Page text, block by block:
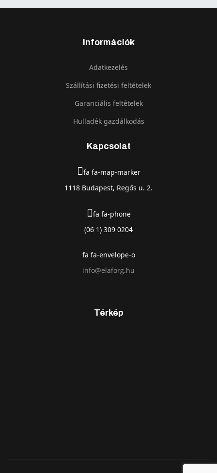
Információk
Adatkezelés
Szállítási fizetési feltételek
Garanciális feltételek
Hulladék gazdálkodás
Kapcsolat
fa fa-map-marker
1118 Budapest, Regős u. 2.
fa fa-phone
(06 1) 309 0204
fa fa-envelope-o
info@elaforg.hu
Térkép